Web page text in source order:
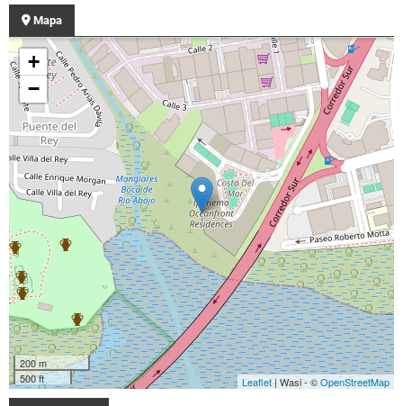
Mapa
+
−
200 m
500 ft
Leaflet| Wasi - ©OpenStreetMap